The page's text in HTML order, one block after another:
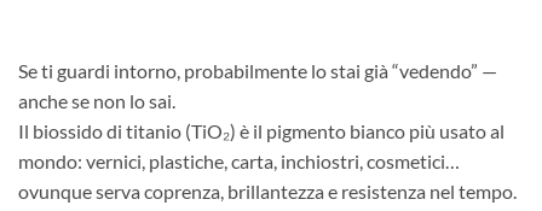
Se ti guardi intorno, probabilmente lo stai già “vedendo” —
anche se non lo sai.
Il biossido di titanio (TiO₂) è il pigmento bianco più usato al
mondo: vernici, plastiche, carta, inchiostri, cosmetici…
ovunque serva coprenza, brillantezza e resistenza nel tempo.